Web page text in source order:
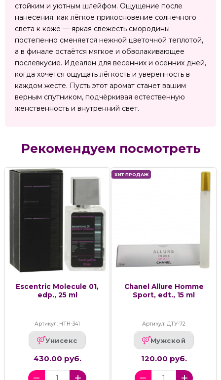
стойким и уютным шлейфом. Ощущение после
нанесения: как лёгкое прикосновение солнечного
света к коже — яркая свежесть смородины
постепенно сменяется нежной цветочной теплотой,
а в финале остаётся мягкое и обволакивающее
послевкусие. Идеален для весенних и осенних дней,
когда хочется ощущать лёгкость и уверенность в
каждом жесте. Пусть этот аромат станет вашим
верным спутником, подчёркивая естественную
женственность и внутренний свет.
Рекомендуем посмотреть
Escentric Molecule 01,
edp., 25 ml
Артикул: НТН-341
Унисекс
430.00 руб.
ХИТ ПРОДАЖ
Chanel Allure Homme
Sport, edt., 15 ml
Артикул: ДТУ-72
Мужской
120.00 руб.